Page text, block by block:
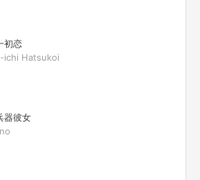
初恋
ichi Hatsukoi
器彼女